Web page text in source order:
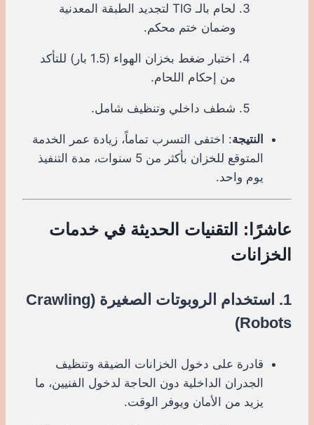
لحام بالـ TIG لتجديد الطبقة المعدنية
وضمان ختم محكم.
اختبار ضغط بخزان الهواء (1.5 بار) للتأكد
من إحكام اللحام.
شطف داخلي وتنظيف شامل.
النتيجة: اختفى التسرب تماماً، زيادة عمر الخدمة
المتوقع للخزان بأكثر من 5 سنوات، مدة التنفيذ
يوم واحد.
عاشرًا: التقنيات الحديثة في خدمات
الخزانات
1. استخدام الروبوتات الصغيرة (Crawling
Robots)
قادرة على دخول الخزانات الضيقة وتنظيف
الجدران الداخلية دون الحاجة لدخول الفنيين، ما
يزيد من الأمان ويوفر الوقت.